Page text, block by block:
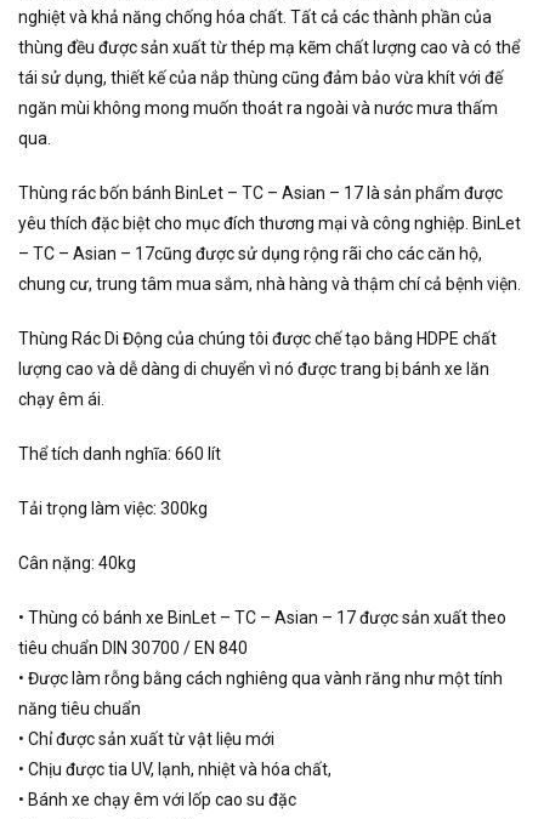
nghiệt và khả năng chống hóa chất. Tất cả các thành phần của
thùng đều được sản xuất từ ​​thép mạ kẽm chất lượng cao và có thể
tái sử dụng, thiết kế của nắp thùng cũng đảm bảo vừa khít với đế
ngăn mùi không mong muốn thoát ra ngoài và nước mưa thấm
qua.
Thùng rác bốn bánh BinLet – TC – Asian – 17 là sản phẩm được
yêu thích đặc biệt cho mục đích thương mại và công nghiệp. BinLet
– TC – Asian – 17cũng được sử dụng rộng rãi cho các căn hộ,
chung cư, trung tâm mua sắm, nhà hàng và thậm chí cả bệnh viện.
Thùng Rác Di Động của chúng tôi được chế tạo bằng HDPE chất
lượng cao và dễ dàng di chuyển vì nó được trang bị bánh xe lăn
chạy êm ái.
Thể tích danh nghĩa: 660 lít
Tải trọng làm việc: 300kg
Cân nặng: 40kg
• Thùng có bánh xe BinLet – TC – Asian – 17 được sản xuất theo
tiêu chuẩn DIN 30700 / EN 840
• Được làm rỗng bằng cách nghiêng qua vành răng như một tính
năng tiêu chuẩn
• Chỉ được sản xuất từ ​​vật liệu mới
• Chịu được tia UV, lạnh, nhiệt và hóa chất,
• Bánh xe chạy êm với lốp cao su đặc